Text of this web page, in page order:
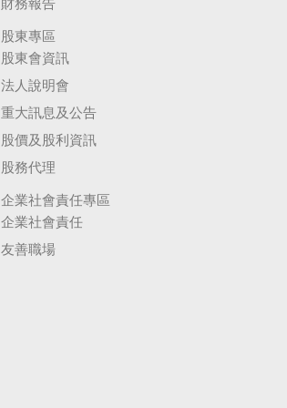
財務報告
股東專區
股東會資訊
法人說明會
重大訊息及公告
股價及股利資訊
股務代理
企業社會責任專區
企業社會責任
友善職場